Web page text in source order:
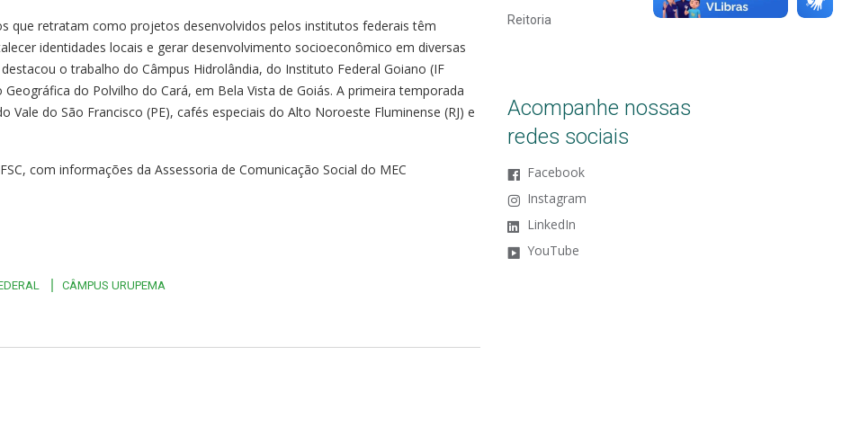
que retratam como projetos desenvolvidos pelos institutos federais têm
identidades locais e gerar desenvolvimento socioeconômico em diversas
destacou o trabalho do Câmpus Hidrolândia, do Instituto Federal Goiano (IF
do Polvilho do Cará, em Bela Vista de Goiás. A primeira temporada
do São Francisco (PE), cafés especiais do Alto Noroeste Fluminense (RJ) e
com informações da Assessoria de Comunicação Social do MEC
CÂMPUS URUPEMA
Reitoria
Acompanhe nossas
redes sociais
Facebook
Instagram
LinkedIn
YouTube